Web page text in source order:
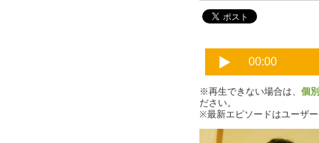
※再生できない場合は、 個
ださい。
※最新エピソードはユーザ